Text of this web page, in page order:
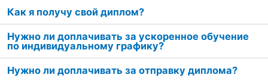
Как я получу свой диплом?
Нужно ли доплачивать за ускоренное обучение
по индивидуальному графику?
Нужно ли доплачивать за отправку диплома?